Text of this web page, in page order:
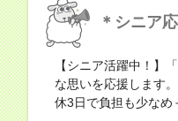
＊シニア
【シニア活躍中！】
な思いを応援します
休3日で負担も少なめ